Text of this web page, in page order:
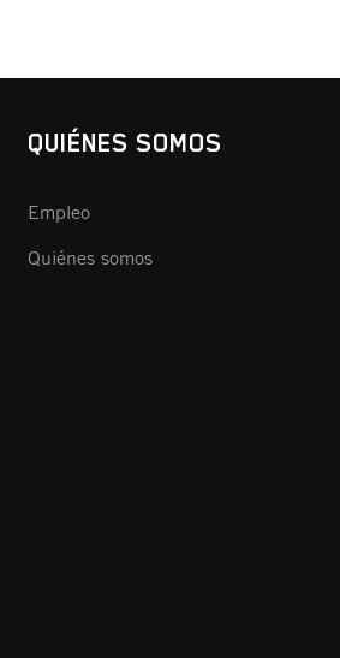
QUIÉNES SOMOS
Empleo
Quiénes somos